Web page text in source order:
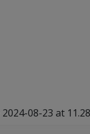
08-23 at